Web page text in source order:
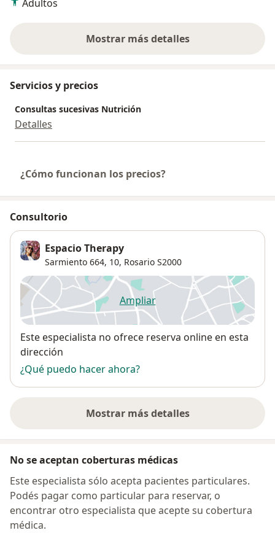
Adultos
Mostrar más detalles
sobre la experiencia
Servicios y precios
Consultas sucesivas Nutrición
Detalles
¿Cómo funcionan los precios?
Consultorio
Espacio Therapy
Sarmiento 664, 10, Rosario S2000
Ampliarse abre en una nueva
Disponibilidad
Este especialista no ofrece reserva online en esta
dirección
¿Qué puedo hacer ahora?
Mostrar más detalles
sobre la dirección
No se aceptan coberturas médicas
Este especialista sólo acepta pacientes particulares.
Podés pagar como particular para reservar, o
encontrar otro especialista que acepte su cobertura
médica.